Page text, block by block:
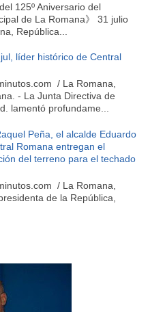
125º Aniversario del
de La Romana》 31 julio
República...
líder histórico de Central
/ La Romana,
- La Junta Directiva de
lamentó profundame...
Peña, el alcalde Eduardo
Romana entregan el
del terreno para el techado
/ La Romana,
de la República,